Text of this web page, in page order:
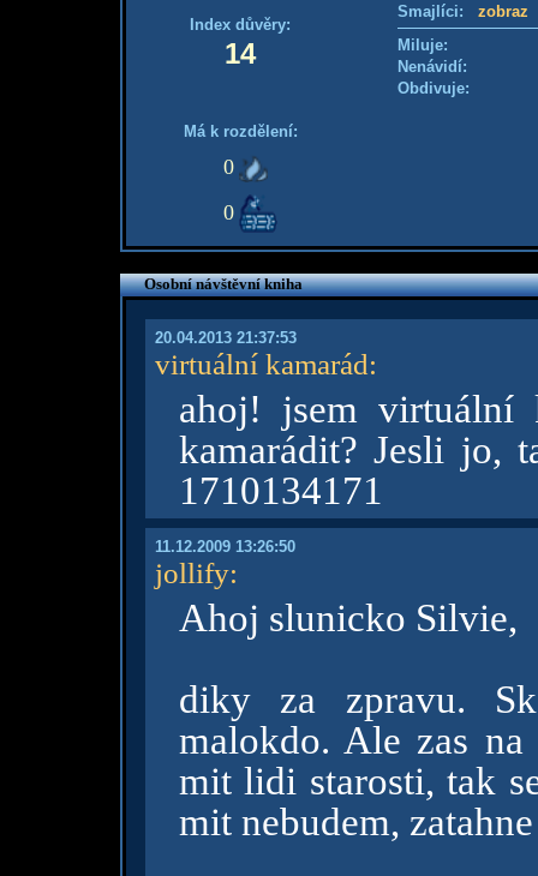
Index důvěry:
14
Má k rozdělení:
0
0
Smajlíci: zobraz
Miluje:
Nenávidí:
Obdivuje:
Osobní návštěvní kniha
20.04.2013 21:37:53
virtuální kamarád:
ahoj! jsem virtuální
kamarádit? Jesli jo,
1710134171
11.12.2009 13:26:50
jollify:
Ahoj slunicko Silvie,
diky za zpravu.
malokdo. Ale zas
mit lidi starosti, tak
mit nebudem,